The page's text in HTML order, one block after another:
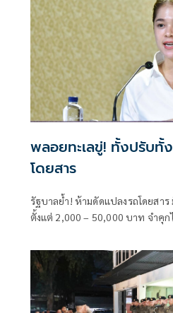
พลอยทะเลขู่! ทั้งปรับทั้
โดยสาร
รัฐบาลย้ำ! ห้ามดัดแปลงรถโดยสา
ตั้งแต่ 2,000 – 50,000 บาท จำคุก
'ตัวถัง' และ 'โครงคัสซี'